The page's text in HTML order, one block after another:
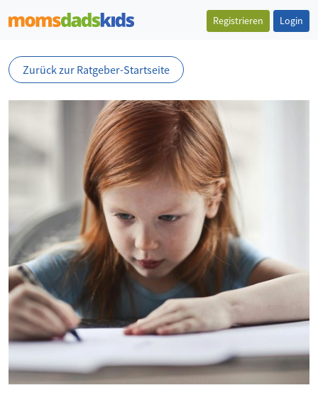
Registrieren Login
Zurück zur Ratgeber-Startseite